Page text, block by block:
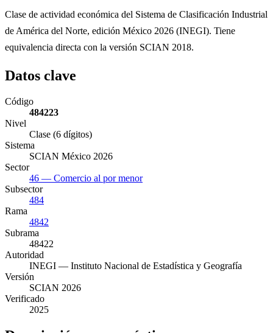
Clase de actividad económica del Sistema de Clasificación Industrial
de América del Norte, edición México 2026 (INEGI). Tiene
equivalencia directa con la versión SCIAN 2018.
Datos clave
Código
484223
Nivel
Clase (6 dígitos)
Sistema
SCIAN México 2026
Sector
46 — Comercio al por menor
Subsector
484
Rama
4842
Subrama
48422
Autoridad
INEGI — Instituto Nacional de Estadística y Geografía
Versión
SCIAN 2026
Verificado
2025